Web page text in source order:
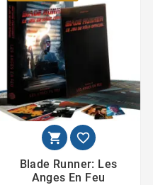
 
Blade Runner: Les
Anges En Feu